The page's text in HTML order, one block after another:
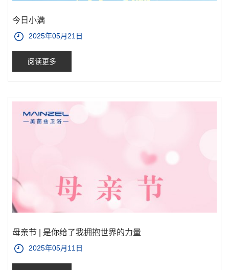
今日小满
2025年05月21日
阅读更多
母亲节 | 是你给了我拥抱世界的力量
2025年05月11日